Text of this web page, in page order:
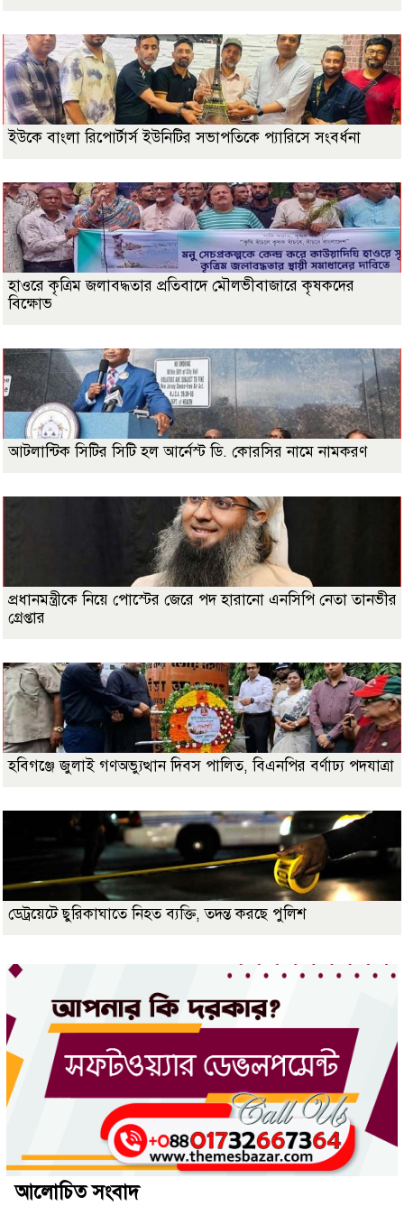
ইউকে বাংলা রিপোর্টার্স ইউনিটির সভাপতিকে প্যারিসে সংবর্ধনা
হাওরে কৃত্রিম জলাবদ্ধতার প্রতিবাদে মৌলভীবাজারে কৃষকদের
বিক্ষোভ
আটলান্টিক সিটির সিটি হল আর্নেস্ট ডি. কোরসির নামে নামকরণ
প্রধানমন্ত্রীকে নিয়ে পোস্টের জেরে পদ হারানো এনসিপি নেতা তানভীর
গ্রেপ্তার
হবিগঞ্জে জুলাই গণঅভ্যুত্থান দিবস পালিত, বিএনপির বর্ণাঢ্য পদযাত্রা
ডেট্রয়েটে ছুরিকাঘাতে নিহত ব্যক্তি, তদন্ত করছে পুলিশ
আলোচিত সংবাদ